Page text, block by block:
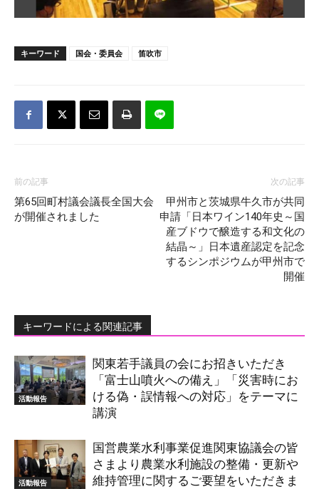
キーワード 国会・委員会 笛吹市
前の記事
第65回町村議会議長全国大会
が開催されました
次の記事
甲州市と茨城県牛久市が共同
申請「日本ワイン140年史～国
産ブドウで醸造する和文化の
結晶～」日本遺産認定を記念
するシンポジウムが甲州市で
開催
キーワードによる関連記事
活動報告
関東若手議員の会にお招きいただき
「富士山噴火への備え」「災害時にお
ける偽・誤情報への対応」をテーマに
講演
活動報告
国営農業水利事業促進関東協議会の皆
さまより農業水利施設の整備・更新や
維持管理に関するご要望をいただきま